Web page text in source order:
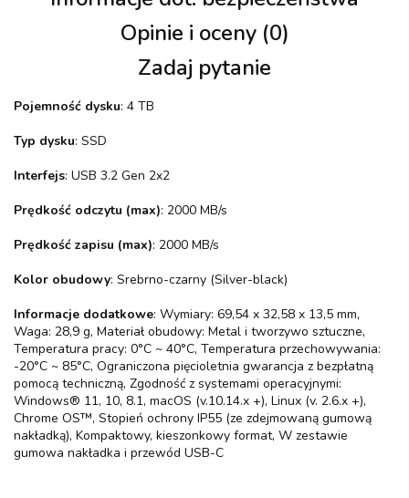
Opinie i oceny (0)
Zadaj pytanie
Pojemność dysku: 4 TB
Typ dysku: SSD
Interfejs: USB 3.2 Gen 2x2
Prędkość odczytu (max): 2000 MB/s
Prędkość zapisu (max): 2000 MB/s
Kolor obudowy: Srebrno-czarny (Silver-black)
Informacje dodatkowe: Wymiary: 69,54 x 32,58 x 13,5 mm,
Waga: 28,9 g, Materiał obudowy: Metal i tworzywo sztuczne,
Temperatura pracy: 0°C ~ 40°C, Temperatura przechowywania:
-20°C ~ 85°C, Ograniczona pięcioletnia gwarancja z bezpłatną
pomocą techniczną, Zgodność z systemami operacyjnymi:
Windows® 11, 10, 8.1, macOS (v.10.14.x +), Linux (v. 2.6.x +),
Chrome OS™, Stopień ochrony IP55 (ze zdejmowaną gumową
nakładką), Kompaktowy, kieszonkowy format, W zestawie
gumowa nakładka i przewód USB-C